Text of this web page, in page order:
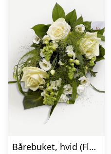
Bårebuket, hvid (Floristens kreative valg) med bånd